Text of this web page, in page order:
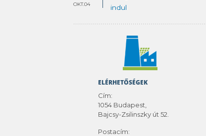
OKT.04
indul
ELÉRHETŐSÉGEK
Cím:
1054 Budapest,
Bajcsy-Zsilinszky út 52.
Postacím: